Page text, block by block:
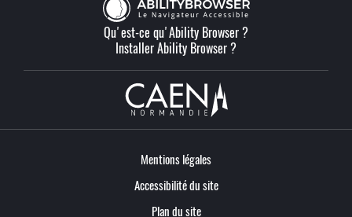
Qu'est-ce qu'Ability Browser ?
Installer Ability Browser ?
Mentions légales
Accessibilité du site
Plan du site